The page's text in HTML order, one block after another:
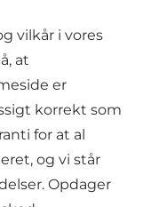
vilkår i vores
at
er
korrekt som
for at al
og vi står
Opdager